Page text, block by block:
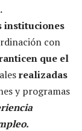
instituciones
con
que el
realizadas
y programas